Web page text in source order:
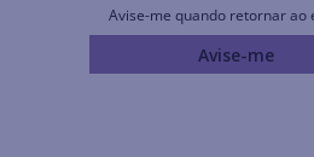
Avise-me quando retornar ao
Avise-me